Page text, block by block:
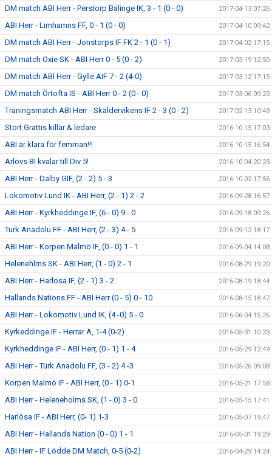
DM match ABI Herr - Perstorp Bälinge IK, 3 - 1 (0 - 0) 2017-04-13 07:26
ABI Herr - Limhamns FF, 0 - 1 (0 - 0) 2017-04-10 09:42
DM match ABI Herr - Jonstorps IF FK 2 - 1 (0 - 1) 2017-04-02 17:15
DM match Oxie SK - ABI Herr 0 - 5 (0 - 2) 2017-03-19 12:50
DM match ABI Herr - Gylle AIF 7 - 2 (4-0) 2017-03-12 17:15
DM match Örtofta IS - ABI Herr 0 - 2 (0 - 0) 2017-03-06 09:23
Träningsmatch ABI Herr - Skäldervikens IF 2 - 3 (0 - 2) 2017-02-13 10:43
Stort Grattis killar & ledare 2016-10-15 17:03
ABI är klara för femman!!! 2016-10-15 16:54
Arlövs BI kvalar till Div 5! 2016-10-04 20:23
ABI Herr - Dalby GIF, (2 - 2) 5 - 3 2016-10-02 17:56
Lokomotiv Lund IK - ABI Herr, (2 - 1) 2 - 2 2016-09-28 16:57
ABI Herr - Kyrkheddinge IF, (6 - 0) 9 - 0 2016-09-18 09:26
Turk Anadolu FF - ABI Herr, (2 - 3) 4 - 5 2016-09-12 18:17
ABI Herr - Korpen Malmö IF, (0 - 0) 1 - 1 2016-09-04 14:08
Helenehlms SK - ABI Herr, (1 - 0) 2 - 1 2016-08-29 19:20
ABI Herr - Harlösa IF, (2 - 1) 3 - 2 2016-08-19 18:44
Hallands Nations FF - ABI Herr (0 - 5) 0 - 10 2016-08-15 18:47
ABI Herr - Lokomotiv Lund IK, (4 -0) 5 - 0 2016-06-04 15:26
Kyrkeddinge IF - Herrar A, 1-4 (0-2) 2016-05-31 10:23
Kyrkheddinge IF - ABI Herr, (0 - 1) 1 - 4 2016-05-29 12:49
ABI Herr - Türk Anadolu FF, (3 - 2) 4 -3 2016-05-26 09:08
Korpen Malmö IF - ABI Herr, (0 - 1) 0-1 2016-05-21 17:58
ABI Herr - Heleneholms SK, (1 - 0) 3 - 0 2016-05-15 17:41
Harlösa IF - ABI Herr, (0- 1) 1-3 2016-05-07 19:47
ABI Herr - Hallands Nation (0 - 0) 1 - 1 2016-05-01 19:29
ABI Herr - IF Lödde DM Match, 0-5 (0-2) 2016-04-29 14:24